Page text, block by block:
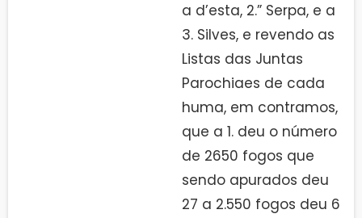
a d’esta, 2.” Serpa, e a
3. Silves, e revendo as
Listas das Juntas
Parochiaes de cada
huma, em contramos,
que a 1. deu o número
de 2650 fogos que
sendo apurados deu
27 a 2.550 fogos deu 6